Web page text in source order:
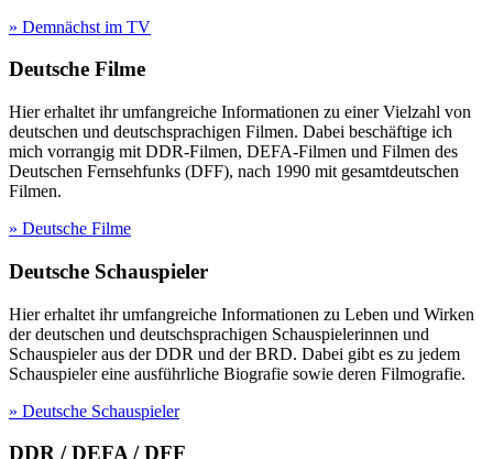
» Demnächst im TV
Deutsche Filme
Hier erhaltet ihr umfangreiche Informationen zu einer Vielzahl von
deutschen und deutschsprachigen Filmen. Dabei beschäftige ich
mich vorrangig mit DDR-Filmen, DEFA-Filmen und Filmen des
Deutschen Fernsehfunks (DFF), nach 1990 mit gesamtdeutschen
Filmen.
» Deutsche Filme
Deutsche Schauspieler
Hier erhaltet ihr umfangreiche Informationen zu Leben und Wirken
der deutschen und deutschsprachigen Schauspielerinnen und
Schauspieler aus der DDR und der BRD. Dabei gibt es zu jedem
Schauspieler eine ausführliche Biografie sowie deren Filmografie.
» Deutsche Schauspieler
DDR / DEFA / DFF